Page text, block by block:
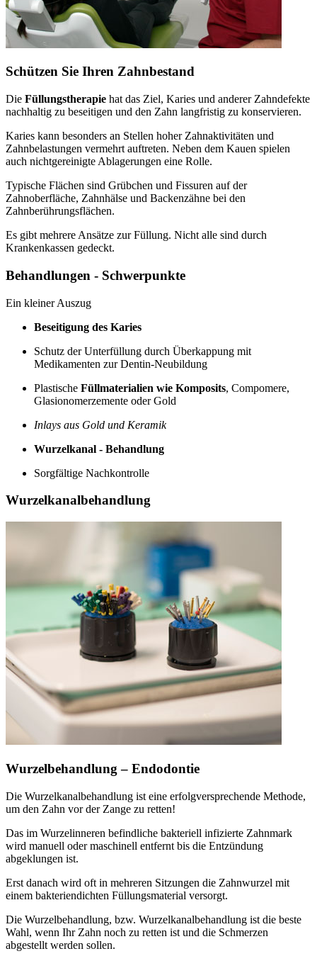
Schützen Sie Ihren Zahnbestand
Die Füllungstherapie hat das Ziel, Karies und anderer Zahndefekte
nachhaltig zu beseitigen und den Zahn langfristig zu konservieren.
Karies kann besonders an Stellen hoher Zahnaktivitäten und
Zahnbelastungen vermehrt auftreten. Neben dem Kauen spielen
auch nichtgereinigte Ablagerungen eine Rolle.
Typische Flächen sind Grübchen und Fissuren auf der
Zahnoberfläche, Zahnhälse und Backenzähne bei den
Zahnberührungsflächen.
Es gibt mehrere Ansätze zur Füllung. Nicht alle sind durch
Krankenkassen gedeckt.
Behandlungen - Schwerpunkte
Ein kleiner Auszug
Beseitigung des Karies
Schutz der Unterfüllung durch Überkappung mit
Medikamenten zur Dentin-Neubildung
Plastische Füllmaterialien wie Komposits, Compomere,
Glasionomerzemente oder Gold
Inlays aus Gold und Keramik
Wurzelkanal - Behandlung
Sorgfältige Nachkontrolle
Wurzelkanalbehandlung
Wurzelbehandlung – Endodontie
Die Wurzelkanalbehandlung ist eine erfolgversprechende Methode,
um den Zahn vor der Zange zu retten!
Das im Wurzelinneren befindliche bakteriell infizierte Zahnmark
wird manuell oder maschinell entfernt bis die Entzündung
abgeklungen ist.
Erst danach wird oft in mehreren Sitzungen die Zahnwurzel mit
einem bakteriendichten Füllungsmaterial versorgt.
Die Wurzelbehandlung, bzw. Wurzelkanalbehandlung ist die beste
Wahl, wenn Ihr Zahn noch zu retten ist und die Schmerzen
abgestellt werden sollen.